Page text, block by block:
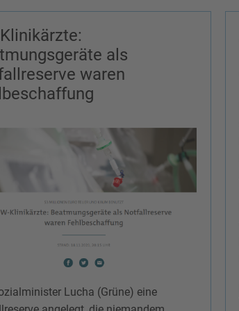
als
waren
Lucha (Grüne) eine